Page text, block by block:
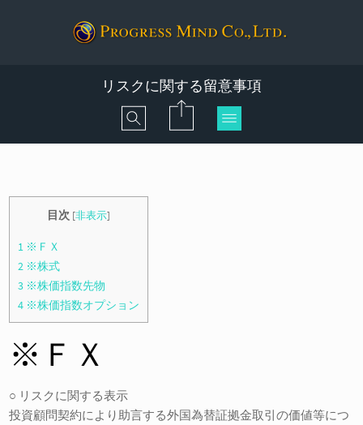
リスクに関する留意事項
目次 [非表示]
1 ※ＦＸ
2 ※株式
3 ※株価指数先物
4 ※株価指数オプション
※ＦＸ
○ リスクに関する表示
投資顧問契約により助言する外国為替証拠金取引の価値等につ